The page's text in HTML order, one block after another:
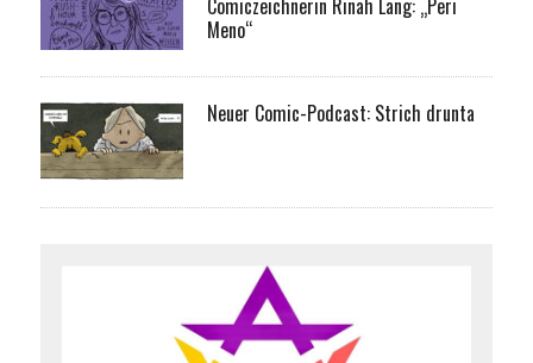
Comiczeichnerin Rinah Lang: „Peri
Meno“
Neuer Comic-Podcast: Strich drunta